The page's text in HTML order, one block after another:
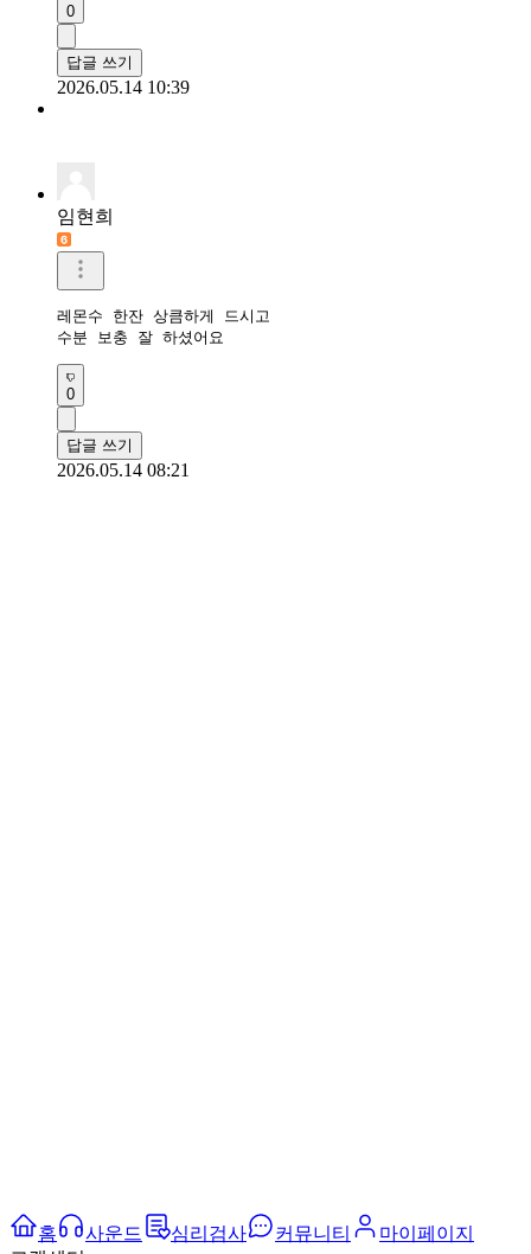
0
답글 쓰기
2026.05.14 10:39
임현희
레몬수 한잔 상큼하게 드시고
수분 보충 잘 하셨어요
0
답글 쓰기
2026.05.14 08:21
홈 사운드 심리검사 커뮤니티
마이페이지